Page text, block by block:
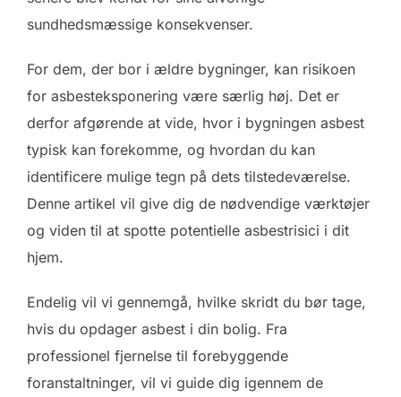
sundhedsmæssige konsekvenser.
For dem, der bor i ældre bygninger, kan risikoen
for asbesteksponering være særlig høj. Det er
derfor afgørende at vide, hvor i bygningen asbest
typisk kan forekomme, og hvordan du kan
identificere mulige tegn på dets tilstedeværelse.
Denne artikel vil give dig de nødvendige værktøjer
og viden til at spotte potentielle asbestrisici i dit
hjem.
Endelig vil vi gennemgå, hvilke skridt du bør tage,
hvis du opdager asbest i din bolig. Fra
professionel fjernelse til forebyggende
foranstaltninger, vil vi guide dig igennem de